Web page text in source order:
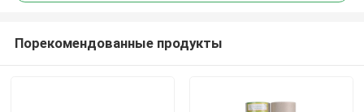
Порекомендованные продукты